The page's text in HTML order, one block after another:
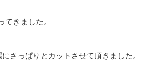
きました。
さっぱりとカットさせて頂きました。